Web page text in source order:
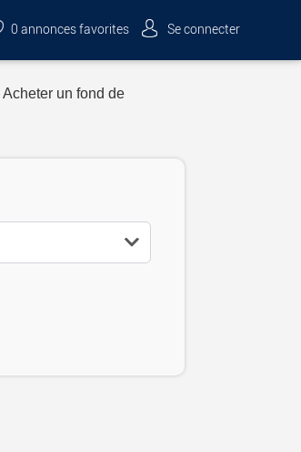
0 annonces favorites Se connecter
Acheter un fond de